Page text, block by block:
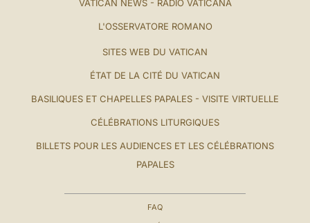
VATICAN NEWS - RADIO VATICANA
L'OSSERVATORE ROMANO
SITES WEB DU VATICAN
ÉTAT DE LA CITÉ DU VATICAN
BASILIQUES ET CHAPELLES PAPALES - VISITE VIRTUELLE
CÉLÉBRATIONS LITURGIQUES
BILLETS POUR LES AUDIENCES ET LES CÉLÉBRATIONS
PAPALES
FAQ